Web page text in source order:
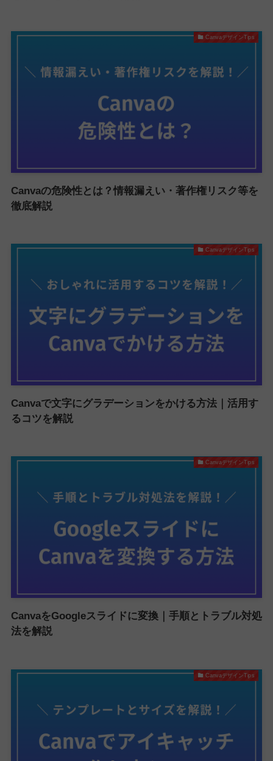
CanvaデザインTips
Canvaの危険性とは？情報漏えい・著作権リスク等を
徹底解説
CanvaデザインTips
Canvaで文字にグラデーションをかける方法｜活用す
るコツを解説
CanvaデザインTips
CanvaをGoogleスライドに変換｜手順とトラブル対処
法を解説
CanvaデザインTips